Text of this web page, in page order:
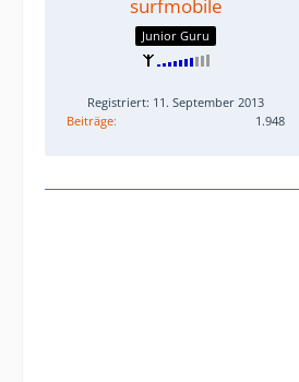
surfmobile
Junior Guru
Registriert: 11. September 2013
Beiträge
1.948